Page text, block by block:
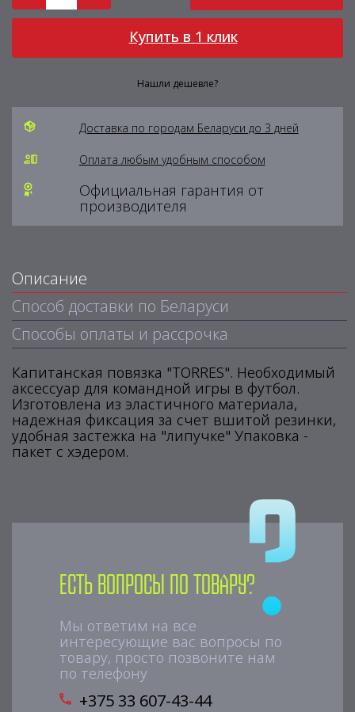
Купить в 1 клик
Нашли дешевле?
Доставка по городам Беларуси до 3 дней
Оплата любым удобным способом
Официальная гарантия от
производителя
Описание
Способ доставки по Беларуси
Способы оплаты и рассрочка
Капитанская повязка "TORRES". Необходимый
аксессуар для командной игры в футбол.
Изготовлена из эластичного материала,
надежная фиксация за счет вшитой резинки,
удобная застежка на "липучке" Упаковка -
пакет с хэдером.
Есть вопросы по товару?
Мы ответим на все
интересующие вас вопросы по
товару, просто позвоните нам
по телефону
+375 33 607-43-44